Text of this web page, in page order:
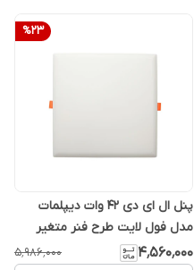
%23
پنل ال ای دی 42 وات دیپلمات
مدل فول لایت طرح فنر متغیر
توکار مربع بسته 5 عددی
۴٬۵۶۰٬۰۰۰ ۵٬۹۸۶٬۰۰۰